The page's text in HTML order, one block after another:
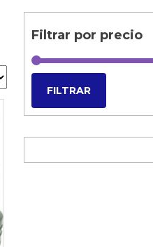
Filtrar por precio
FILTRAR